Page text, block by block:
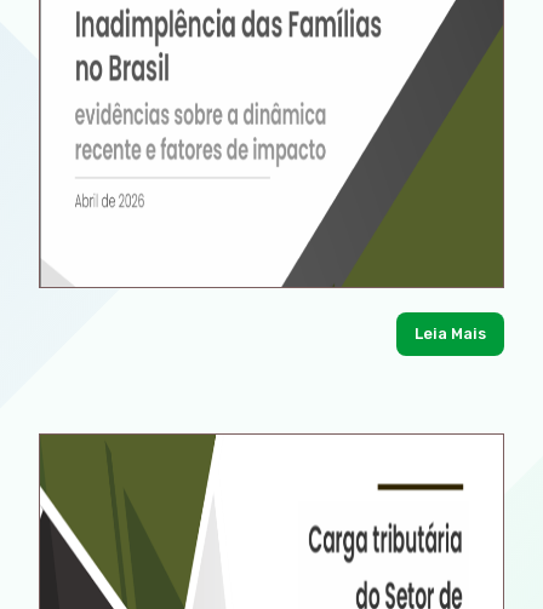
Leia Mais